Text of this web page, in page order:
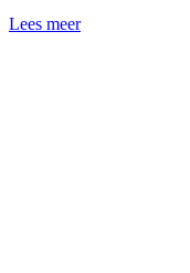
Lees meer